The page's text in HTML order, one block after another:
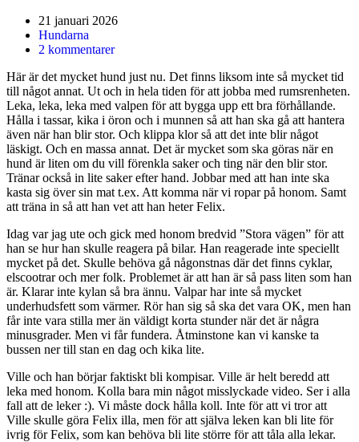
21 januari 2026
Hundarna
2 kommentarer
Här är det mycket hund just nu. Det finns liksom inte så mycket tid
till något annat. Ut och in hela tiden för att jobba med rumsrenheten.
Leka, leka, leka med valpen för att bygga upp ett bra förhållande.
Hålla i tassar, kika i öron och i munnen så att han ska gå att hantera
även när han blir stor. Och klippa klor så att det inte blir något
läskigt. Och en massa annat. Det är mycket som ska göras när en
hund är liten om du vill förenkla saker och ting när den blir stor.
Tränar också in lite saker efter hand. Jobbar med att han inte ska
kasta sig över sin mat t.ex. Att komma när vi ropar på honom. Samt
att träna in så att han vet att han heter Felix.
Idag var jag ute och gick med honom bredvid ”Stora vägen” för att
han se hur han skulle reagera på bilar. Han reagerade inte speciellt
mycket på det. Skulle behöva gå någonstnas där det finns cyklar,
elscootrar och mer folk. Problemet är att han är så pass liten som han
är. Klarar inte kylan så bra ännu. Valpar har inte så mycket
underhudsfett som värmer. Rör han sig så ska det vara OK, men han
får inte vara stilla mer än väldigt korta stunder när det är några
minusgrader. Men vi får fundera. Åtminstone kan vi kanske ta
bussen ner till stan en dag och kika lite.
Ville och han börjar faktiskt bli kompisar. Ville är helt beredd att
leka med honom. Kolla bara min något misslyckade video. Ser i alla
fall att de leker :). Vi måste dock hålla koll. Inte för att vi tror att
Ville skulle göra Felix illa, men för att själva leken kan bli lite för
ivrig för Felix, som kan behöva bli lite större för att tåla alla lekar.